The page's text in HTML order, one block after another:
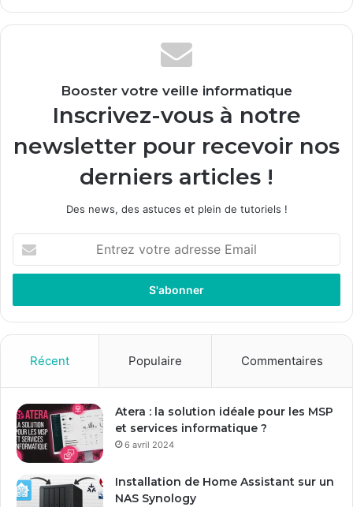
Booster votre veille informatique
Inscrivez-vous à notre
newsletter pour recevoir nos
derniers articles !
Des news, des astuces et plein de tutoriels !
votre
adresse
Récent Populaire Commentaires
Atera : la solution idéale pour les MSP
et services informatique ?
6 avril 2024
Installation de Home Assistant sur un
NAS Synology